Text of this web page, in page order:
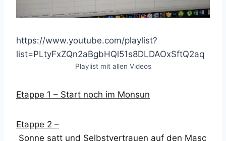
https://www.youtube.com/playlist?
list=PLtyFxZQn2aBgbHQl51s8DLDAOxSftQ2aq
Playlist mit allen Videos
Etappe 1 – Start noch im Monsun
Etappe 2 –
Sonne satt und Selbstvertrauen auf den Masc